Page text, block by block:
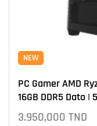
NEW
PC Gamer AMD
16GB DDR5 Dato
3.950,000 TND